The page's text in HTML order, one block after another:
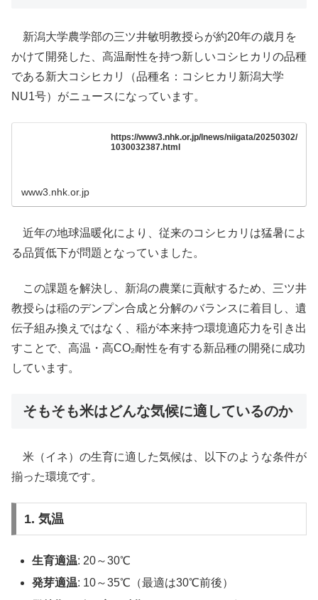
新潟大学農学部の三ツ井敏明教授らが約20年の歳月を
かけて開発した、高温耐性を持つ新しいコシヒカリの品種
である新大コシヒカリ（品種名：コシヒカリ新潟大学
NU1号）がニュースになっています。
https://www3.nhk.or.jp/lnews/niigata/20250302/
1030032387.html
www3.nhk.or.jp
近年の地球温暖化により、従来のコシヒカリは猛暑によ
る品質低下が問題となっていました。
この課題を解決し、新潟の農業に貢献するため、三ツ井
教授らは稲のデンプン合成と分解のバランスに着目し、遺
伝子組み換えではなく、稲が本来持つ環境適応力を引き出
すことで、高温・高CO₂耐性を有する新品種の開発に成功
しています。
そもそも米はどんな気候に適しているのか
米（イネ）の生育に適した気候は、以下のような条件が
揃った環境です。
1. 気温
生育適温: 20～30℃
発芽適温: 10～35℃（最適は30℃前後）